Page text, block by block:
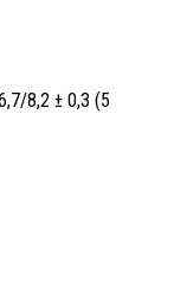
8,2 ± 0,3 (5